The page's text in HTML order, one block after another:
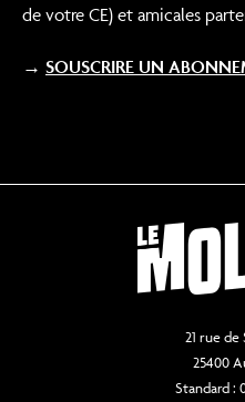
de votre CE) et amicales
→ SOUSCRIRE UN
21 rue
25400
Standard :